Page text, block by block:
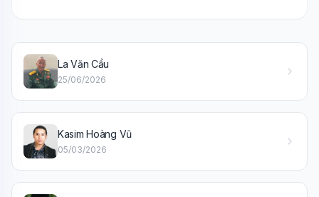
La Văn Cầu
25/06/2026
Kasim Hoàng Vũ
05/03/2026
🎓
Tôi là trợ lý AI của TuDienWiki. Hãy hỏi tôi bất kỳ điều gì
🪐 Sao Mộc là gì?